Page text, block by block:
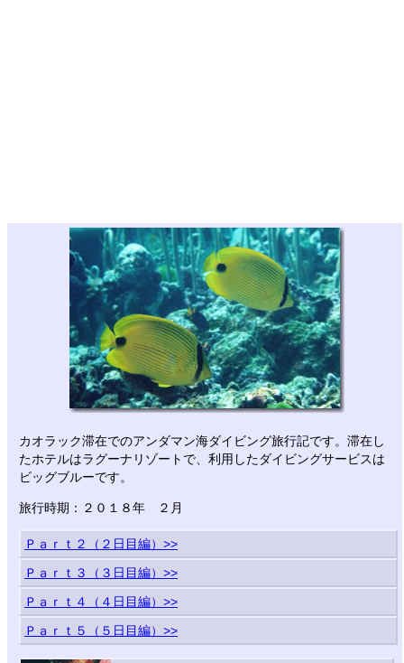
カオラック滞在でのアンダマン海ダイビング旅行記です。滞在し
たホテルはラグーナリゾートで、利用したダイビングサービスは
ビッグブルーです。
旅行時期：２０１８年 ２月
Ｐａｒｔ２（２日目編）>>
Ｐａｒｔ３（３日目編）>>
Ｐａｒｔ４（４日目編）>>
Ｐａｒｔ５（５日目編）>>